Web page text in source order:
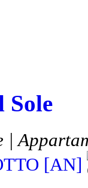
Sole
|
[AN]